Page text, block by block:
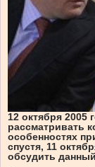
12 октября 2005
рассматривать
особенностях
спустя, 11
обсудить